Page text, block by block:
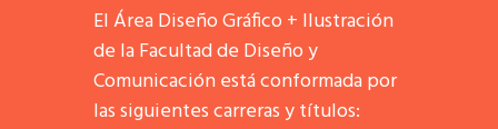
El Área Diseño Gráfico + Ilustración
de la Facultad de Diseño y
Comunicación está conformada por
las siguientes carreras y títulos: